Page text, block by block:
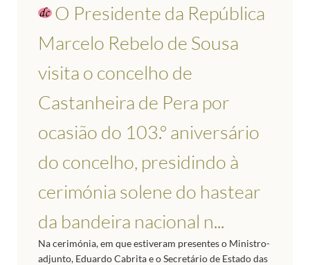
O Presidente da República
Marcelo Rebelo de Sousa
visita o concelho de
Castanheira de Pera por
ocasião do 103.º aniversário
do concelho, presidindo à
cerimónia solene do hastear
da bandeira nacional n...
Na cerimónia, em que estiveram presentes o Ministro-
adjunto, Eduardo Cabrita e o Secretário de Estado das